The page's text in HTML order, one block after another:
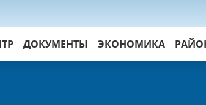
ДОКУМЕНТЫ ЭКОНОМИКА